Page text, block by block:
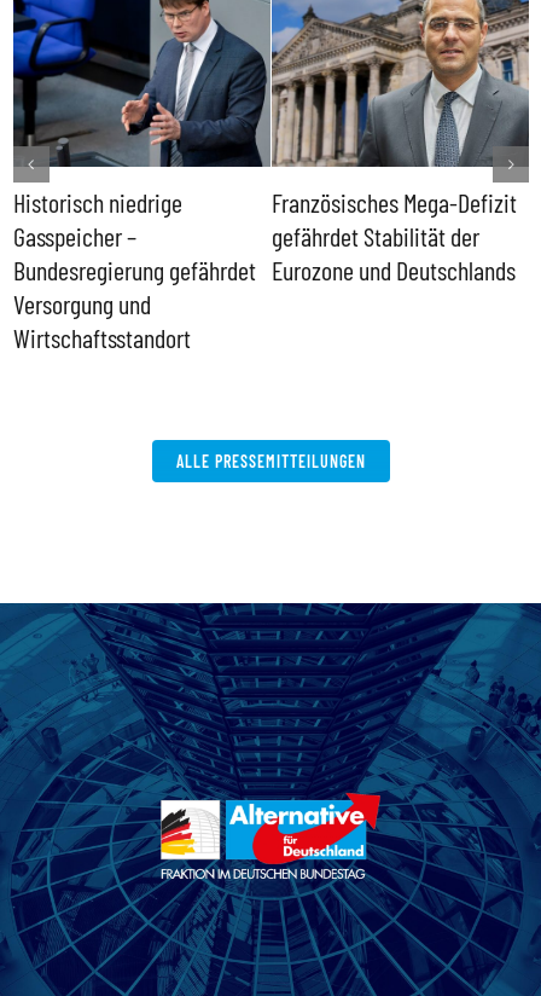
Historisch niedrige
Gasspeicher –
Bundesregierung gefährdet
Versorgung und
Wirtschaftsstandort
Französisches Mega-Defizit
gefährdet Stabilität der
Eurozone und Deutschlands
ALLE PRESSEMITTEILUNGEN